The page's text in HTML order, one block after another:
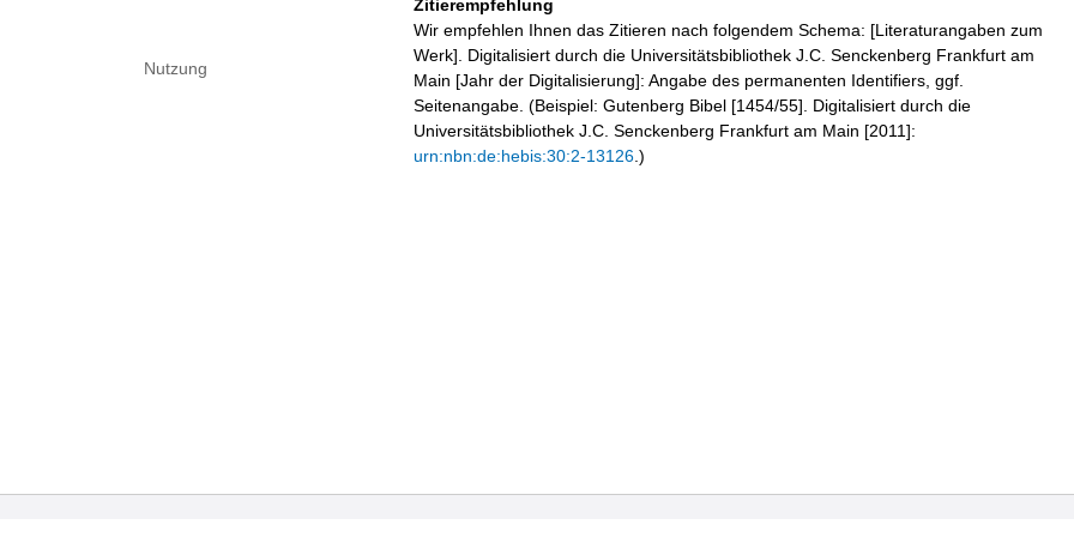
Nutzung
Zitierempfehlung
Wir empfehlen Ihnen das Zitieren nach folgendem Schema: [Literaturangaben zum
Werk]. Digitalisiert durch die Universitätsbibliothek J.C. Senckenberg Frankfurt am
Main [Jahr der Digitalisierung]: Angabe des permanenten Identifiers, ggf.
Seitenangabe. (Beispiel: Gutenberg Bibel [1454/55]. Digitalisiert durch die
Universitätsbibliothek J.C. Senckenberg Frankfurt am Main [2011]:
urn:nbn:de:hebis:30:2-13126 .)